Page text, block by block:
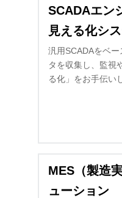
SCADAエン
見える化シ
汎用SCADAをベ
タを収集し、監視
る化」をお手伝い
MES（製造
ューション